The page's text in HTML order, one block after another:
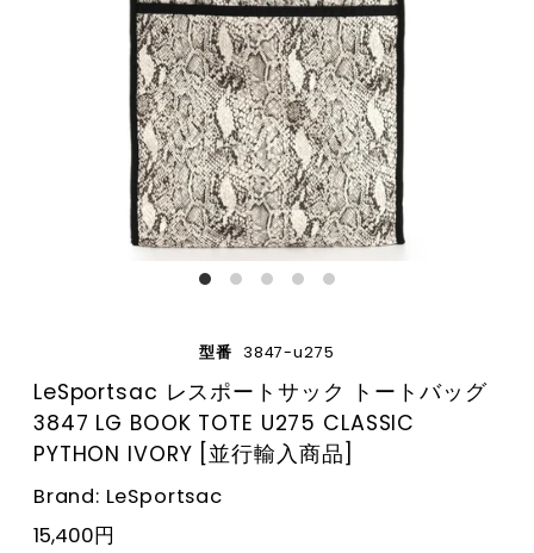
型番 3847-u275
LeSportsac レスポートサック トートバッグ
3847 LG BOOK TOTE U275 CLASSIC
PYTHON IVORY [並行輸入商品]
Brand: LeSportsac
15,400円